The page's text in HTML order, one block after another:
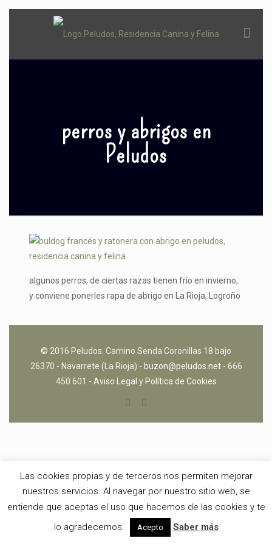
perros y abrigos en
Peludos
algunos perros, de ciertas razas tienen frío en invierno,
y conviene ponerles rapa de abrigo en La Rioja, Logroño
© 2016 Peludos. Camino Senda Coronillas 18 bajo
26370 - Navarrete (La Rioja) - buzon@peludos.net- 666
450 601 - Aviso Legal y Política de Cookies
Las cookies propias y de terceros nos permiten mejorar
nuestros servicios. Al navegar por nuestro sitio web, se
entiende que aceptas el uso que hacemos de las cookies y te
lo agradecemos.
Acepto Saber más